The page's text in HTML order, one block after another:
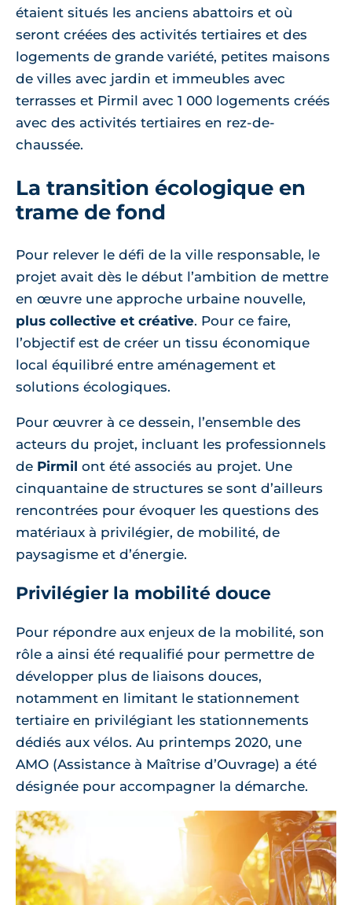
étaient situés les anciens abattoirs et où
seront créées des activités tertiaires et des
logements de grande variété, petites maisons
de villes avec jardin et immeubles avec
terrasses et Pirmil avec 1 000 logements créés
avec des activités tertiaires en rez-de-
chaussée.
La transition écologique en
trame de fond
Pour relever le défi de la ville responsable, le
projet avait dès le début l’ambition de mettre
en œuvre une approche urbaine nouvelle,
plus collective et créative. Pour ce faire,
l’objectif est de créer un tissu économique
local équilibré entre aménagement et
solutions écologiques.
Pour œuvrer à ce dessein, l’ensemble des
acteurs du projet, incluant les professionnels
de Pirmil ont été associés au projet. Une
cinquantaine de structures se sont d’ailleurs
rencontrées pour évoquer les questions des
matériaux à privilégier, de mobilité, de
paysagisme et d’énergie.
Privilégier la mobilité douce
Pour répondre aux enjeux de la mobilité, son
rôle a ainsi été requalifié pour permettre de
développer plus de liaisons douces,
notamment en limitant le stationnement
tertiaire en privilégiant les stationnements
dédiés aux vélos. Au printemps 2020, une
AMO (Assistance à Maîtrise d’Ouvrage) a été
désignée pour accompagner la démarche.